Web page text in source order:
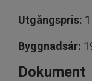
Utgångspris:
Byggnadsår:
Dokument